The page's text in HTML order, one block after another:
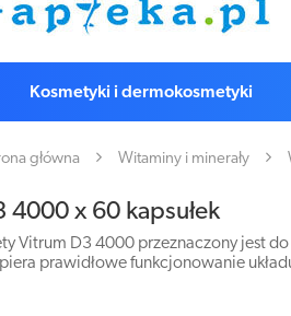
Kosmetyki i dermokosmetyki
główna Witaminy i minerały
4000 x 60 kapsułek
Vitrum D3 4000 przeznaczony jest
prawidłowe funkcjonowanie